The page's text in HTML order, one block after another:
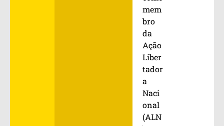
mem
bro
da
Ação
Liber
tador
a
Naci
onal
(ALN